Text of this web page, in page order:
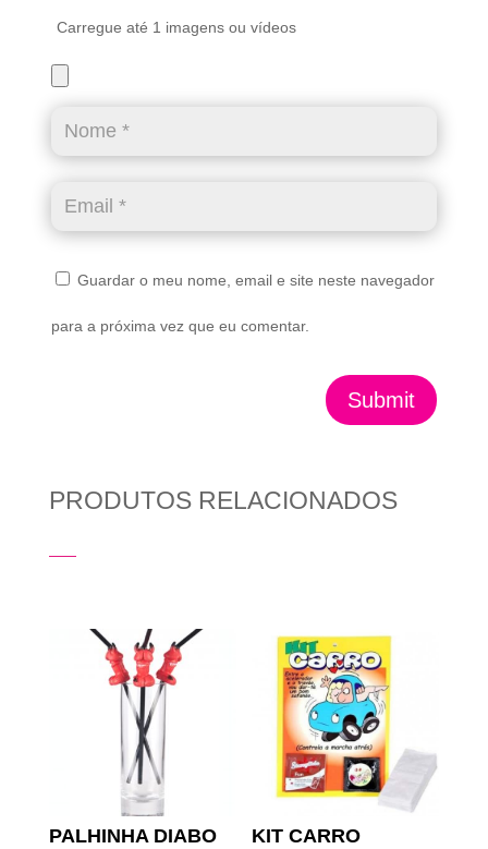
Carregue até 1 imagens ou vídeos
Guardar o meu nome, email e site neste navegador
para a próxima vez que eu comentar.
Submit
PRODUTOS RELACIONADOS
PALHINHA DIABO KIT CARRO